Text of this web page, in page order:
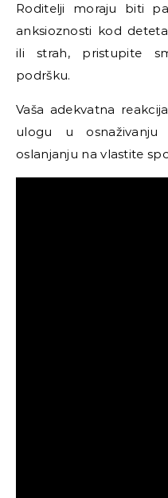
Roditelji moraju biti
anksioznosti kod
ili strah, pristupite
podršku.
Vaša adekvatna
ulogu u osnaživanju
oslanjanju na vlastite